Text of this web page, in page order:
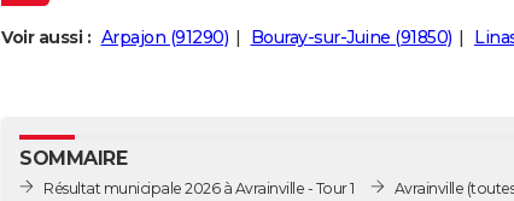
Voir aussi : Arpajon (91290) Bouray-sur-Juine (91850)
SOMMAIRE
Résultat municipale 2026 à Avrainville - Tour 1
Avrainville